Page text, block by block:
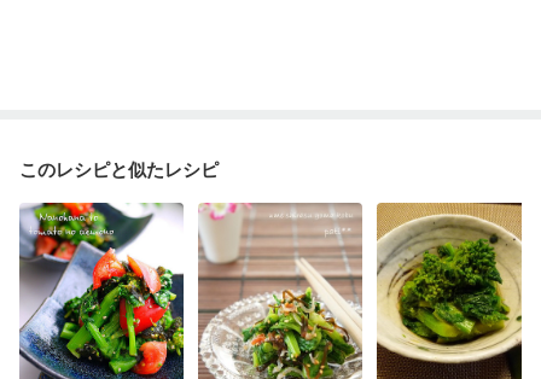
このレシピと似たレシピ